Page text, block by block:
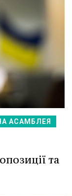
АСАМБЛЕЯ
та